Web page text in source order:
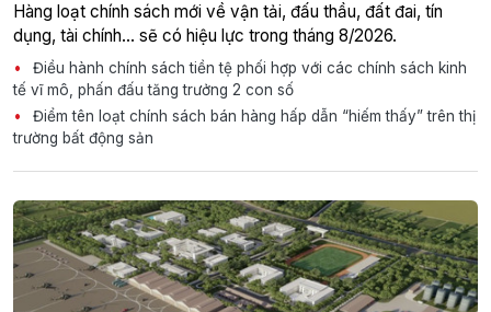
Hàng loạt chính sách mới về vận tải, đấu thầu, đất đai, tín
dụng, tài chính... sẽ có hiệu lực trong tháng 8/2026.
Điều hành chính sách tiền tệ phối hợp với các chính sách kinh
tế vĩ mô, phấn đấu tăng trưởng 2 con số
Điểm tên loạt chính sách bán hàng hấp dẫn “hiếm thấy” trên thị
trường bất động sản